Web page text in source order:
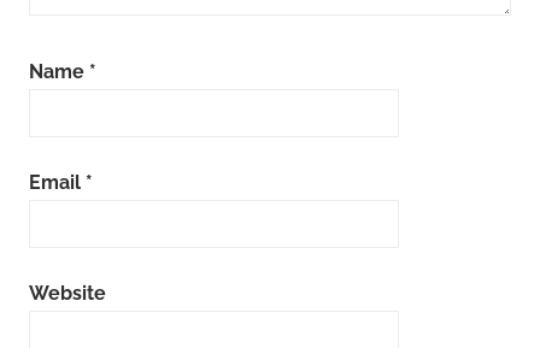
Name *
Email *
Website